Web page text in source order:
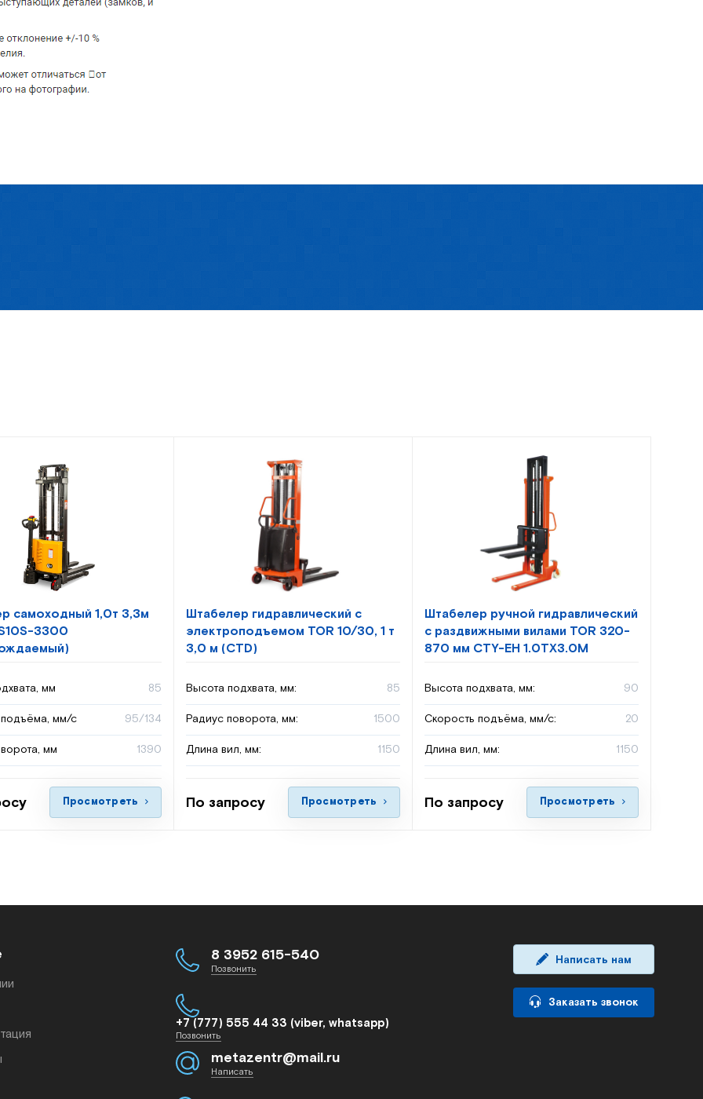
самоходный 1,0т 3,3м
3300
мм 85
мм/с 95/134
мм 1390
Просмотреть
Штабелер гидравлический с
электроподъемом TOR 10/30, 1 т
3,0 м (CTD)
Высота подхвата, мм: 85
Радиус поворота, мм: 1500
Длина вил, мм: 1150
По запросу Просмотреть
Штабелер ручной гидравлический
с раздвижными вилами TOR 320-
870 мм CTY-EH 1.0TX3.0M
Высота подхвата, мм: 90
Скорость подъёма, мм/с: 20
Длина вил, мм: 1150
По запросу Просмотреть
8 3952 615-540
Позвонить
+7 (777) 555 44 33 (viber, whatsapp)
Позвонить
metazentr@mail.ru
Написать
Написать нам
Заказать звонок